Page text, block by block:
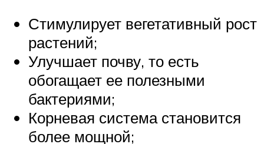
Стимулирует вегетативный рост
растений;
Улучшает почву, то есть
обогащает ее полезными
бактериями;
Корневая система становится
более мощной;